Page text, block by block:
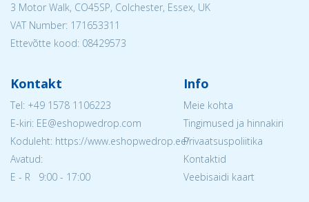
3 Motor Walk, CO45SP, Colchester, Essex, UK
VAT Number: 171653311
Ettevõtte kood: 08429573
Kontakt
Tel: +49 1578 1106223
E-kiri: EE@eshopwedrop.com
Koduleht: https://www.eshopwedrop.ee/
Avatud:
E - R 9:00 - 17:00
Info
Meie kohta
Tingimused ja hinnakiri
Privaatsuspoliitika
Kontaktid
Veebisaidi kaart